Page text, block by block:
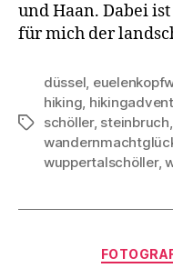
und Haan. Dabei
für mich der
Schlagwörter
düssel,
hiking,
schöller, steinbruch
wuppertalschöller,